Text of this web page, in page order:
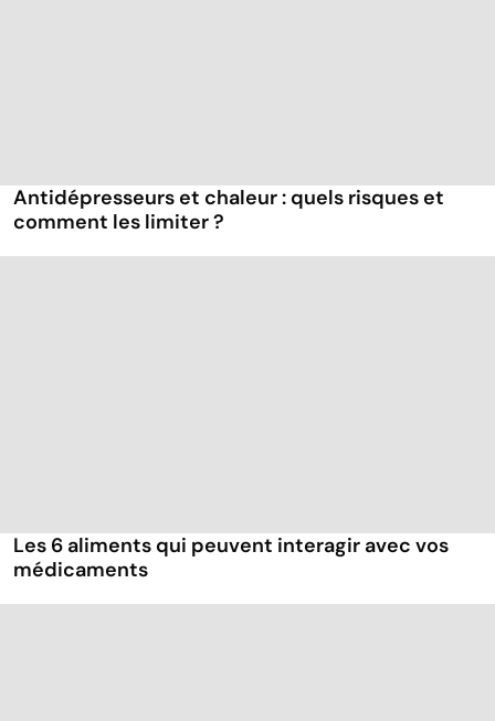
Antidépresseurs et chaleur : quels risques et
comment les limiter ?
Les 6 aliments qui peuvent interagir avec vos
médicaments